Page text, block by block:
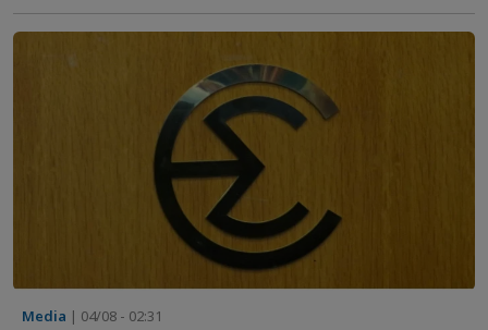
Media | 04/08 - 02:31